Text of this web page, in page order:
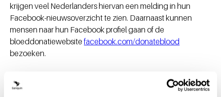
krijgen veel Nederlanders hiervan een melding in hun
Facebook-nieuwsoverzicht te zien. Daarnaast kunnen
mensen naar hun Facebook profiel gaan of de
bloeddonatiewebsite facebook.com/donateblood
bezoeken.